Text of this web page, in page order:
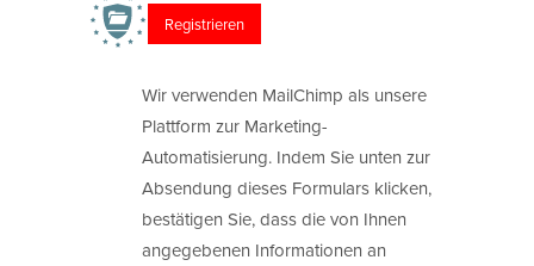
Wir verwenden MailChimp als unsere
Plattform zur Marketing-
Automatisierung. Indem Sie unten zur
Absendung dieses Formulars klicken,
bestätigen Sie, dass die von Ihnen
angegebenen Informationen an